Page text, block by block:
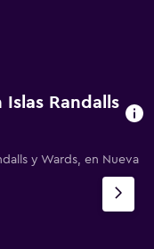
Randalls
y Wards, en Nueva